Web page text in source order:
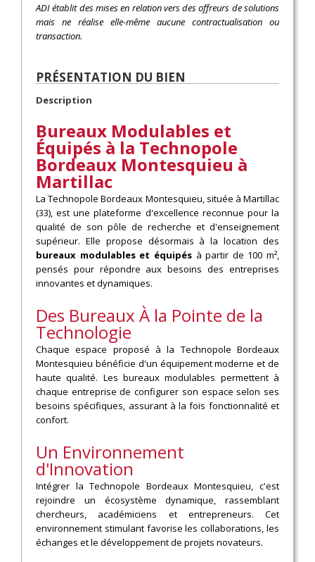
ADI établit des mises en relation vers des offreurs de solutions
mais ne réalise elle-même aucune contractualisation ou
transaction.
PRÉSENTATION DU BIEN
Description
Bureaux Modulables et
Équipés à la Technopole
Bordeaux Montesquieu à
Martillac
La Technopole Bordeaux Montesquieu, située à Martillac
(33), est une plateforme d'excellence reconnue pour la
qualité de son pôle de recherche et d'enseignement
supérieur. Elle propose désormais à la location des
bureaux modulables et équipésà partir de 100 m²,
pensés pour répondre aux besoins des entreprises
innovantes et dynamiques.
Des Bureaux À la Pointe de la
Technologie
Chaque espace proposé à la Technopole Bordeaux
Montesquieu bénéficie d'un équipement moderne et de
haute qualité. Les bureaux modulables permettent à
chaque entreprise de configurer son espace selon ses
besoins spécifiques, assurant à la fois fonctionnalité et
confort.
Un Environnement
d'Innovation
Intégrer la Technopole Bordeaux Montesquieu, c'est
rejoindre un écosystème dynamique, rassemblant
chercheurs, académiciens et entrepreneurs. Cet
environnement stimulant favorise les collaborations, les
échanges et le développement de projets novateurs.